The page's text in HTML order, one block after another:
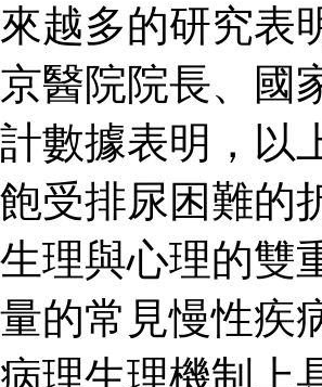
來越多的研究表
京醫院院長、國
計數據表明，以
飽受排尿困難的
生理與心理的雙
量的常見慢性疾
病理生理機制上